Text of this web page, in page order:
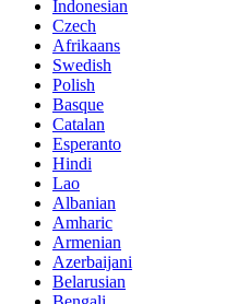
Indonesian
Czech
Afrikaans
Swedish
Polish
Basque
Catalan
Esperanto
Hindi
Lao
Albanian
Amharic
Armenian
Azerbaijani
Belarusian